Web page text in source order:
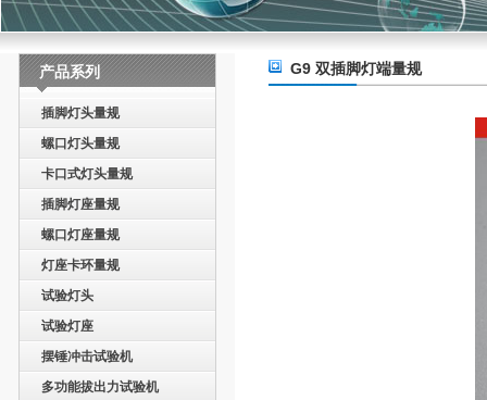
产品系列
插脚灯头量规
螺口灯头量规
卡口式灯头量规
插脚灯座量规
螺口灯座量规
灯座卡环量规
试验灯头
试验灯座
摆锤冲击试验机
多功能拔出力试验机
G9 双插脚灯端量规